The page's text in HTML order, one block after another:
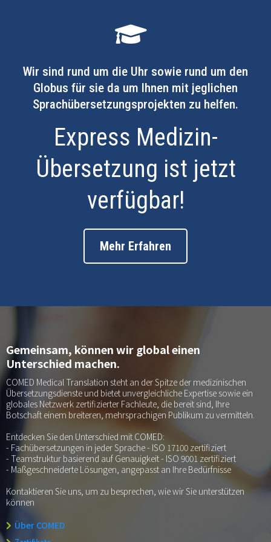
Wir sind rund um die Uhr sowie rund um den
Globus für sie da um Ihnen mit jeglichen
Sprachübersetzungsprojekten zu helfen.
Express Medizin-
Übersetzung ist jetzt
verfügbar!
Mehr Erfahren
Gemeinsam, können wir global einen
Unterschied machen.
COMED Medical Translation steht an der Spitze der medizinischen
Übersetzungsdienste und bietet unvergleichliche Expertise sowie ein
globales Netzwerk zertifizierter Fachleute, die bereit sind, Ihre
Botschaft einem breiteren, mehrsprachigen Publikum zu vermitteln.
Entdecken Sie den Unterschied mit COMED:
- Fachübersetzungen in jeder Sprache - ISO 17100 zertifiziert
- Teamstruktur basierend auf Genauigkeit - ISO 9001 zertifiziert
- Maßgeschneiderte Lösungen, angepasst an Ihre Bedürfnisse
Kontaktieren Sie uns, um zu besprechen, wie wir Sie unterstützen
können
Über COMED